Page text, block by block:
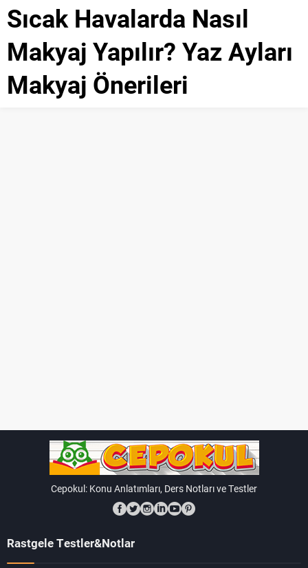
Sıcak Havalarda Nasıl
Makyaj Yapılır? Yaz Ayları
Makyaj Önerileri
Cepokul: Konu Anlatımları, Ders Notları ve Testler
Rastgele Testler&Notlar